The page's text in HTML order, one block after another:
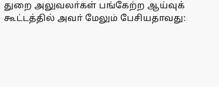
துறை அலுவலா்கள் பங்கேற்ற ஆய்வுக்
கூட்டத்தில் அவா் மேலும் பேசியதாவது: